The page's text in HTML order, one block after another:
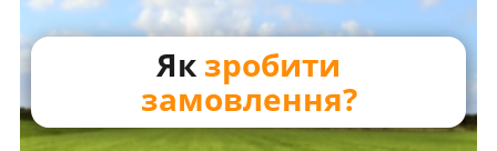
Як зробити
замовлення?